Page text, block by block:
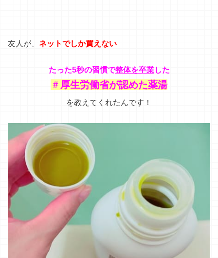
友人が、ネットでしか買えない
たった5秒の習慣で整体を卒業した
＃ 厚生労働省が認めた薬湯
を教えてくれたんです！